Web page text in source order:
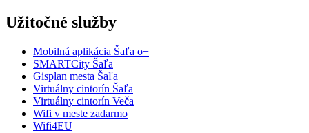
Užitočné služby
Mobilná aplikácia Šaľa o+
SMARTCity Šaľa
Gisplan mesta Šaľa
Virtuálny cintorín Šaľa
Virtuálny cintorín Veča
Wifi v meste zadarmo
Wifi4EU